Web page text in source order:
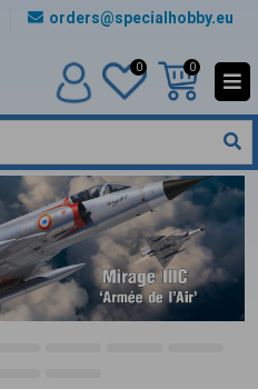
orders@specialhobby.eu
0 0